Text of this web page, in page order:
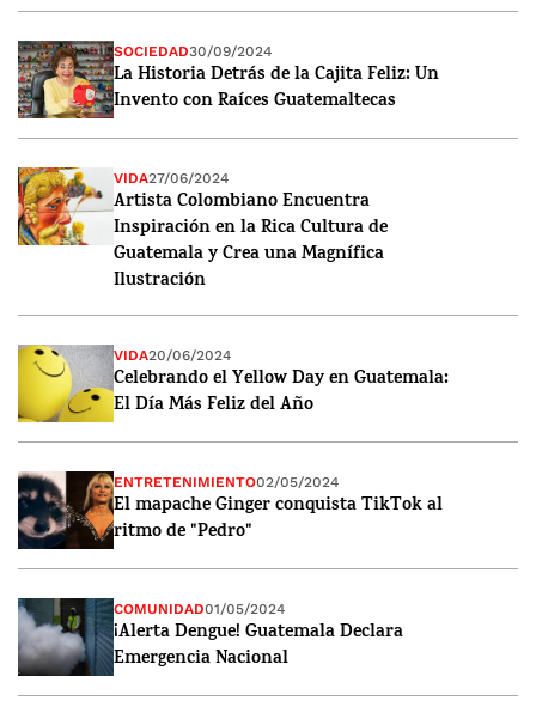
SOCIEDAD30/09/2024
La Historia Detrás de la Cajita Feliz: Un
Invento con Raíces Guatemaltecas
VIDA27/06/2024
Artista Colombiano Encuentra
Inspiración en la Rica Cultura de
Guatemala y Crea una Magnífica
Ilustración
VIDA20/06/2024
Celebrando el Yellow Day en Guatemala:
El Día Más Feliz del Año
ENTRETENIMIENTO02/05/2024
El mapache Ginger conquista TikTok al
ritmo de "Pedro"
COMUNIDAD01/05/2024
¡Alerta Dengue! Guatemala Declara
Emergencia Nacional